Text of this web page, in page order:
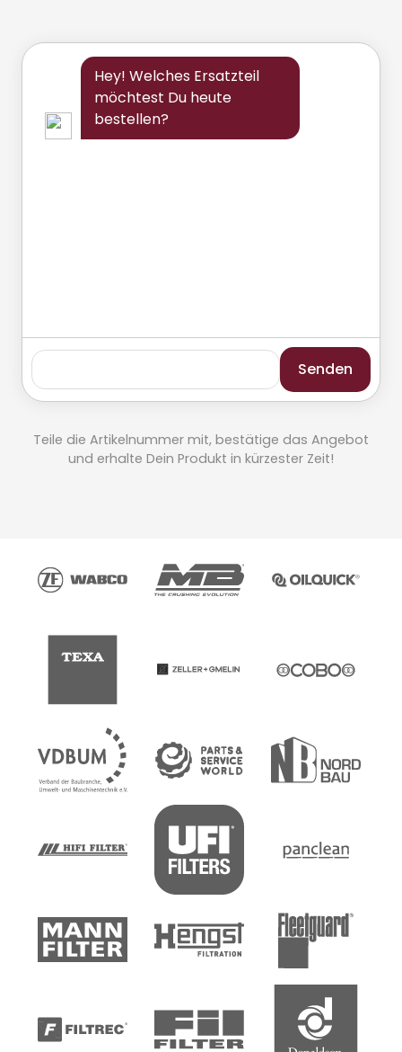
Hey! Welches Ersatzteil
möchtest Du heute
bestellen?
Senden
Teile die Artikelnummer mit, bestätige das Angebot
und erhalte Dein Produkt in kürzester Zeit!